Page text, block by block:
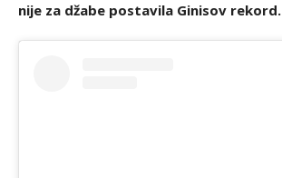
nije za džabe postavila Ginisov rekord.